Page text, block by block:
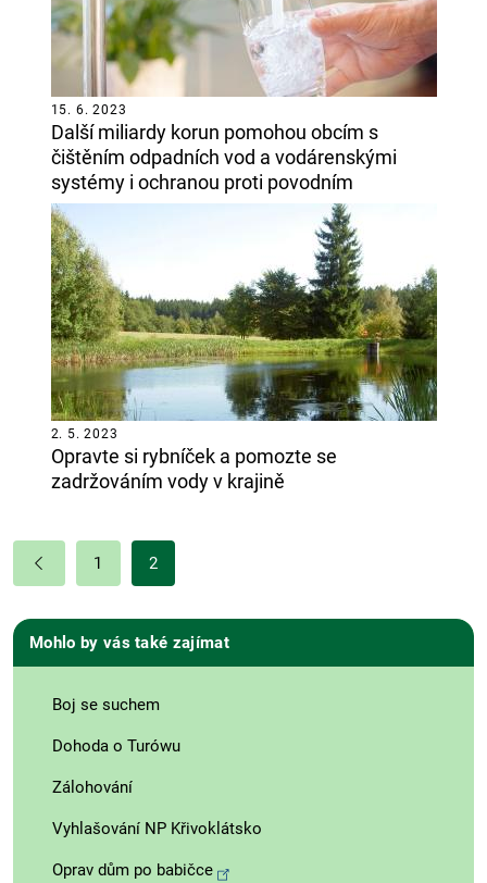
Další miliardy korun pomohou obcím s
čištěním odpadních vod a vodárenskými
systémy i ochranou proti povodním
15. 6. 2023
Opravte si rybníček a pomozte se
zadržováním vody v krajině
2. 5. 2023
1 2
Mohlo by vás také zajímat
Boj se suchem
Dohoda o Turówu
Zálohování
Vyhlašování NP Křivoklátsko
Oprav dům po babičce